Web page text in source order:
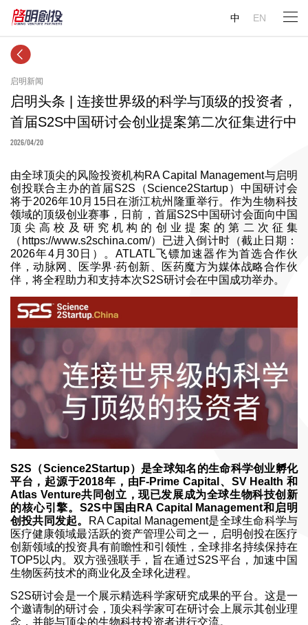
中 EN
启明新闻
启明头条 | 连接世界级的科学与顶级的投资者，
首届S2S中国研讨会创业提案第二次征集进行中
2026/04/20
由全球顶尖的风险投资机构RA Capital Management与启明
创投联合主办的首届S2S（Science2Startup）中国研讨会
将于2026年10月15日在浙江杭州隆重举行。作为生物科技
领域的顶级创业赛事，日前，首届S2S中国研讨会面向中国
顶尖高校及研究机构的创业提案的第二次征集
（https://www.s2schina.com/）已进入倒计时（截止日期：
2026年4月30日）。ATLATL飞镖加速器作为首选合作伙
伴，动脉网、医学界·药创新、医药魔方为媒体战略合作伙
伴，将全程助力和支持本次S2S研讨会在中国成功举办。
S2S（Science2Startup）是全球知名的生命科学创业孵化
平台，起源于2018年，由F-Prime Capital、SV Health 和
Atlas Venture共同创立，现已发展成为全球生物科技创新
的核心引擎。S2S中国由RA Capital Management和启明
创投共同发起。
RA Capital Management是全球生命科学与
医疗健康领域最活跃的资产管理公司之一，启明创投在医疗
创新领域的投资具有前瞻性和引领性，全球排名持续保持在
TOP5以内。双方强强联手，旨在通过S2S平台，加速中国
生物医药技术的商业化及全球化进程。
S2S研讨会是一个展示精选科学家研究成果的平台。这是一
个邀请制的研讨会，顶尖科学家可在研讨会上展示其创业理
念，并能与顶尖的生物科技投资者进行交流。